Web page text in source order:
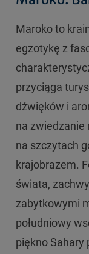
Maroko to
egzotykę z
przyciąga
dźwięków i
na zwiedzanie
na szczytach
krajobrazem.
świata,
zabytkowymi
południowy
piękno Sahary